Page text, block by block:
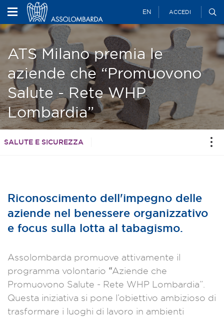
EN ACCEDI
ATS Milano premia le
aziende che “Promuovono
Salute - Rete WHP
Lombardia”
SALUTE E SICUREZZA
Riconoscimento dell'impegno delle
aziende nel benessere organizzativo
e focus sulla lotta al tabagismo.
Assolombarda promuove attivamente il
programma volontario “Aziende che
Promuovono Salute - Rete WHP Lombardia”.
Questa iniziativa si pone l’obiettivo ambizioso di
trasformare i luoghi di lavoro in ambienti